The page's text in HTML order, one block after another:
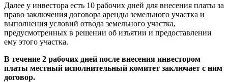
Далее у инвестора есть 10 рабочих дней для внесения платы за
право заключения договора аренды земельного участка и
выполнения условий отвода земельного участка,
предусмотренных в решении об изъятии и предоставлении
ему этого участка.
В течение 2 рабочих дней после внесения инвестором
платы местный исполнительный комитет заключает с ним
договор.